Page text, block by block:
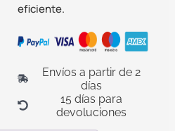
eficiente.
Envíos a partir de 2
días
15 días para
devoluciones